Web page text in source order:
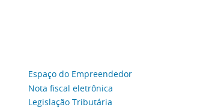
Espaço do Empreendedor
Nota fiscal eletrônica
Legislação Tributária